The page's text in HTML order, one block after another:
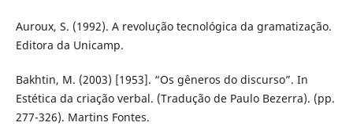
Auroux, S. (1992). A revolução tecnológica da gramatização.
Editora da Unicamp.
Bakhtin, M. (2003) [1953]. “Os gêneros do discurso”. In
Estética da criação verbal. (Tradução de Paulo Bezerra). (pp.
277-326). Martins Fontes.